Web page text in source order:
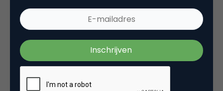
12 september 2009 om 12:14
josgovaart